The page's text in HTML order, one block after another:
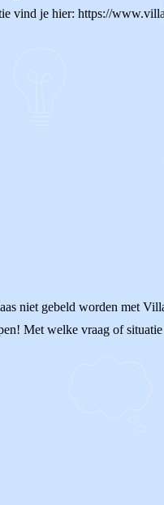
vind je hier: https://
niet gebeld worden met
Met welke vraag of